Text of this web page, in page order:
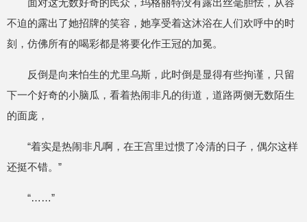
面对这无数好奇的民众，玛格丽特没有露出丝毫胆怯，从容
不迫的露出了她招牌的笑容，她享受着这沐浴在人们欢呼中的时
刻，仿佛所有的喝彩都是将要化作王冠的加冕。
反倒是向来怕生的尤里乌斯，此时倒是显得有些拘谨，只留
下一个好奇的小脑瓜，看着热闹非凡的街道，道路两侧无数陌生
的面庞，
“着实是热闹非凡啊，在王宫里过惯了冷清的日子，偶尔这样
还挺不错。”
“……”